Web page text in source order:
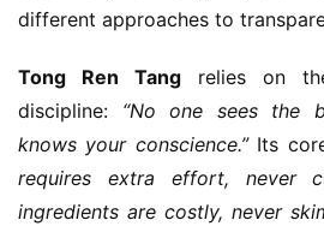
different approaches to
Tong Ren Tang relies on
discipline: “No one sees the
knows your conscience.” Its
requires extra effort, never
ingredients are costly, never